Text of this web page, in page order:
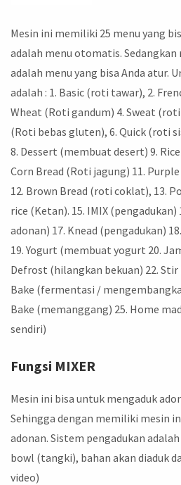
Mesin ini memiliki 25 menu yang
adalah menu otomatis. Sedangkan
adalah menu yang bisa Anda atur.
adalah : 1. Basic (roti tawar), 2.
Wheat (Roti gandum) 4. Sweat
(Roti bebas gluten), 6. Quick (roti
8. Dessert (membuat desert) 9.
Corn Bread (Roti jagung) 11.
12. Brown Bread (roti coklat), 13.
rice (Ketan). 15. IMIX
adonan) 17. Knead (pengadukan)
19. Yogurt (membuat yogurt 20.
Defrost (hilangkan bekuan) 22.
Bake (fermentasi /
Bake (memanggang) 25. Home
sendiri)
Fungsi MIXER
Mesin ini bisa untuk mengaduk
Sehingga dengan memiliki mesin
adonan. Sistem pengadukan
bowl (tangki), bahan akan diaduk
video)